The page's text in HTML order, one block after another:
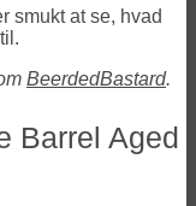
smukt at se, hvad
BeerdedBastard.
Barrel Aged